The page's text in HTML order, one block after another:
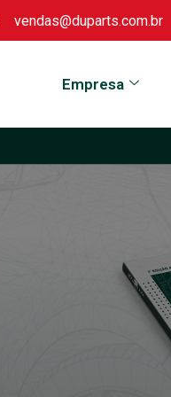
vendas@duparts.com.br
Empresa